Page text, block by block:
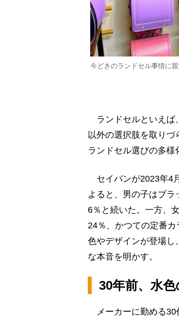
今どきのランドセル事情に
ランドセルといえば
以外の選択肢を取りづ
ランドセル選びの多様
セイバンが2023年4
よると、男の子はブ
6％と続いた。一方、
24％、かつての定番
色やデザインが登場し
な本音を明かす。
30年前、水
メーカーに勤める30